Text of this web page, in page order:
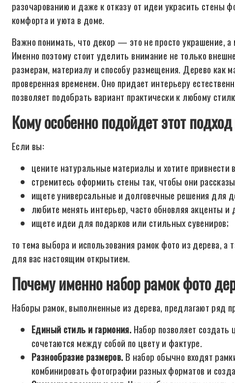
разочарованию и даже к отказу от идеи украсить стены
комфорта и уюта в доме.
Важно понимать, что декор — это не просто украшение,
Именно поэтому стоит уделить внимание не только
размерам, материалу и способу размещения. Дерево как
проверенная временем. Оно придает интерьеру
позволяет подобрать вариант практически к любому
Кому особенно подойдет этот
Если вы:
цените натуральные материалы и хотите
стремитесь оформить стены так, чтобы они
ищете универсальные и долговечные решения для
любите менять интерьер, часто обновляя акценты и
ищете идеи для подарков или стильных сувениров;
то тема выбора и использования рамок фото из дерева, а
для вас настоящим открытием.
Почему именно набор рамок фото
Наборы рамок, выполненные из дерева, предлагают ряд
Единый стиль и гармония. Набор позволяет
сочетаются между собой по цвету и фактуре.
Разнообразие размеров. В набор обычно входят
комбинировать фотографии разных форматов и